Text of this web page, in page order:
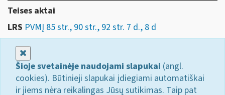
Teises aktai
LRS PVMĮ 85 str., 90 str., 92 str. 7 d., 8 d
Šioje svetainėje naudojami slapukai (angl.
cookies). Būtinieji slapukai įdiegiami automatiškai
ir jiems nėra reikalingas Jūsų sutikimas. Taip pat